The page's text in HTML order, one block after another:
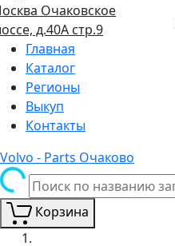
Очаковское
д.40А стр.9
Главная
Каталог
Регионы
Выкуп
Контакты
Volvo - Parts Очаково
Корзина